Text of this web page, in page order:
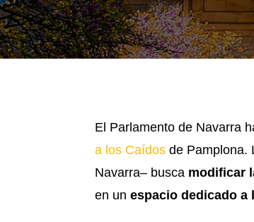
El Parlamento de Navarra
a los Caídos de Pamplona.
Navarra– busca modificar
en un espacio dedicado a